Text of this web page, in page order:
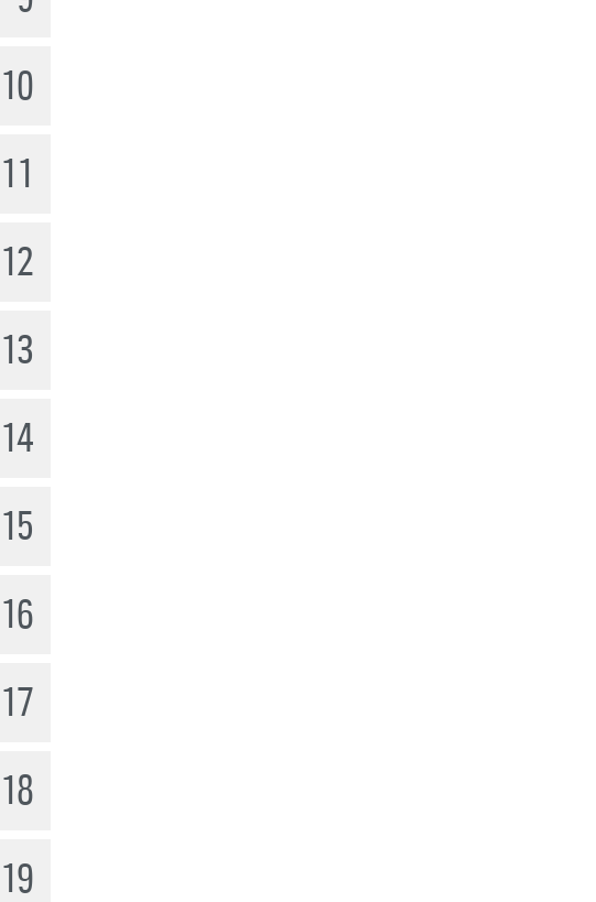
10
11
12
13
14
15
16
17
18
19